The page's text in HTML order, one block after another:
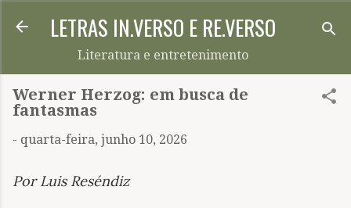
Pular para o conteúdo principal
LETRAS IN.VERSO E RE.VERSO
Literatura e entretenimento
Werner Herzog: em busca de
fantasmas
- quarta-feira, junho 10, 2026
Por Luis Reséndiz